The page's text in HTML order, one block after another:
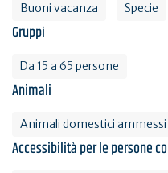
Buoni vacanza Specie
Gruppi
Da 15 a 65 persone
Animali
Animali domestici ammessi
Accessibilità per le persone